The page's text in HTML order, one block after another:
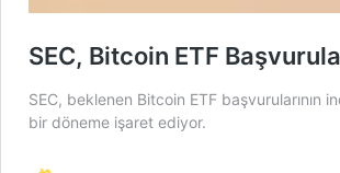
SEC, Bitcoin ETF
SEC, beklenen Bitcoin ETF
bir döneme işaret ediyor.